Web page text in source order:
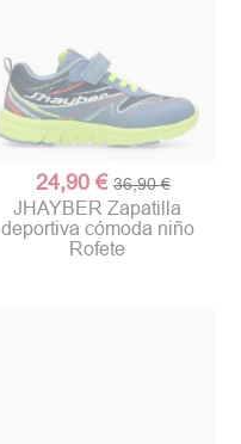
24,90 € 36,90 €
JHAYBER Zapatilla
deportiva cómoda niño
Rofete